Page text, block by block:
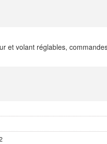
et volant réglables,